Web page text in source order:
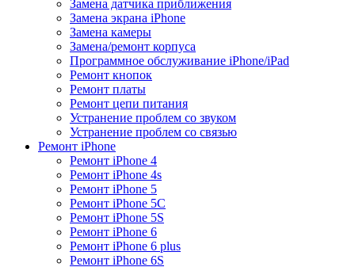
Замена датчика приближения
Замена экрана iPhone
Замена камеры
Замена/ремонт корпуса
Программное обслуживание iPhone/iPad
Ремонт кнопок
Ремонт платы
Ремонт цепи питания
Устранение проблем со звуком
Устранение проблем со связью
Ремонт iPhone
Ремонт iPhone 4
Ремонт iPhone 4s
Ремонт iPhone 5
Ремонт iPhone 5C
Ремонт iPhone 5S
Ремонт iPhone 6
Ремонт iPhone 6 plus
Ремонт iPhone 6S